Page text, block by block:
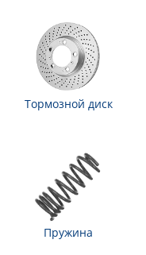
Тормозной диск
Пружина